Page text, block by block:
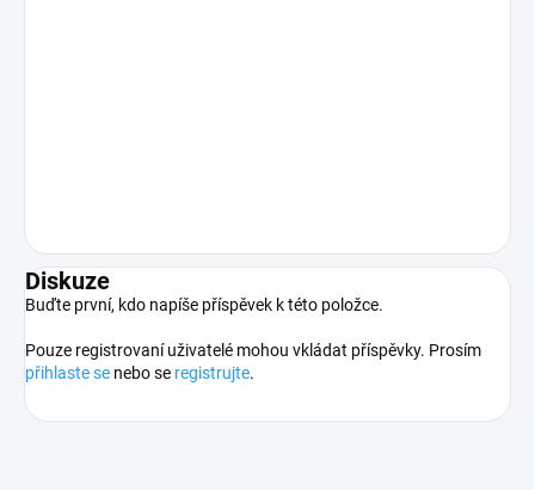
Diskuze
Buďte první, kdo napíše příspěvek k této položce.
Pouze registrovaní uživatelé mohou vkládat příspěvky. Prosím
přihlaste se nebo se registrujte.